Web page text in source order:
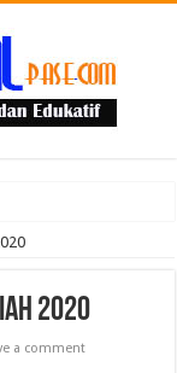
Tekankan Cetak
2020
a comment